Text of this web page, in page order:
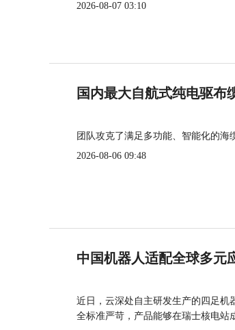
2026-08-07 03:10
国内最大自航式纯电驱布
团队攻克了满足多功能、智能化的海
2026-08-06 09:48
中国机器人适配全球多元
近日，云深处自主研发生产的四足机
全标准严苛，产品能够在瑞士核电站